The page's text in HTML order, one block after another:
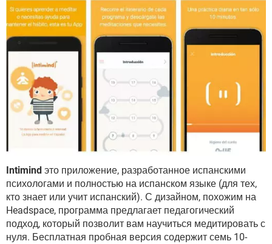
Intimind это приложение, разработанное испанскими
психологами и полностью на испанском языке (для тех,
кто знает или учит испанский). С дизайном, похожим на
Headspace, программа предлагает педагогический
подход, который позволит вам научиться медитировать с
нуля. Бесплатная пробная версия содержит семь 10-